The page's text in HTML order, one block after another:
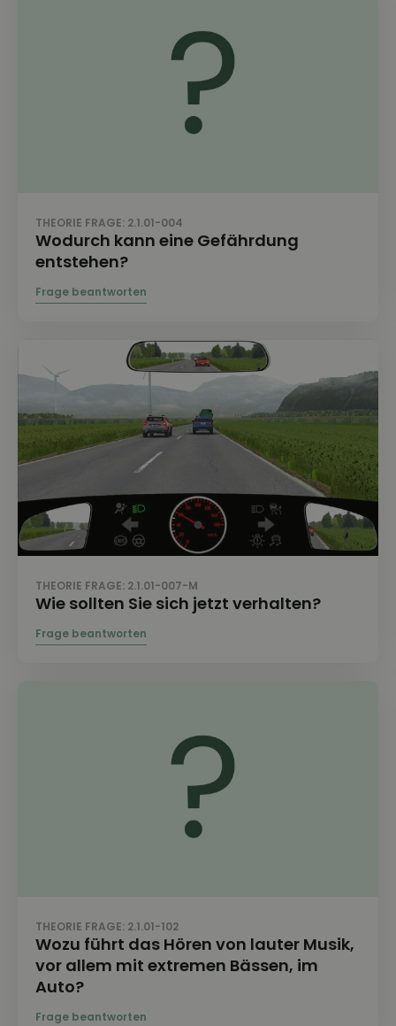
THEORIE FRAGE: 2.1.01-004
Wodurch kann eine Gefährdung
entstehen?
THEORIE FRAGE: 2.1.01-007-M
Wie sollten Sie sich jetzt verhalten?
THEORIE FRAGE: 2.1.01-102
Wozu führt das Hören von lauter Musik,
vor allem mit extremen Bässen, im
Auto?